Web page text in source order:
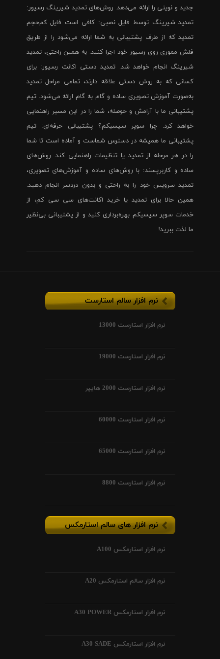
جدید و نوینی را ارائه می‌دهد. روش‌های تمدید شیرینگ رسیور:
تمدید شیرینگ توسط فایل نصبی: کافی است فایل کم‌حجم
تمدید که از طرف پشتیبانی به شما ارائه می‌شود را از طریق
فلش مموری روی رسیور خود اجرا کنید. به همین راحتی، تمدید
شیرینگ انجام خواهد شد. تمدید دستی اکانت رسیور: برای
کسانی که به روش دستی علاقه دارند، تمامی مراحل تمدید
به‌صورت آموزش تصویری ساده و گام به گام ارائه می‌شود. تیم
پشتیبانی ما با آرامش و حوصله، شما را در این مسیر راهنمایی
خواهد کرد. چرا سوپر سیسیکم؟ پشتیبانی حرفه‌ای: تیم
پشتیبانی ما همیشه در دسترس شماست و آماده است تا شما
را در هر مرحله از تمدید یا تنظیمات راهنمایی کند. روش‌های
ساده و کاربرپسند: با روش‌های ساده و آموزش‌های تصویری،
تمدید سرویس خود را به راحتی و بدون دردسر انجام دهید.
همین حالا برای تمدید یا خرید اکانت‌های سی سی کم، از
خدمات سوپر سیسیکم بهره‌برداری کنید و از پشتیبانی بی‌نظیر
ما لذت ببرید!
نرم افزار سالم استارست
نرم افزار استارست 13000
نرم افزار استارست 19000
نرم افزار استارست 2000 هایپر
نرم افزار استارست 60000
نرم افزار استارست 65000
نرم افزار استارست 8800
نرم افزار های سالم استارمکس
نرم افزار استارمکس A100
نرم افزار سالم استارمکس A20
نرم افزار استارمکس A30 POWER
نرم افزار استارمکس A30 SADE